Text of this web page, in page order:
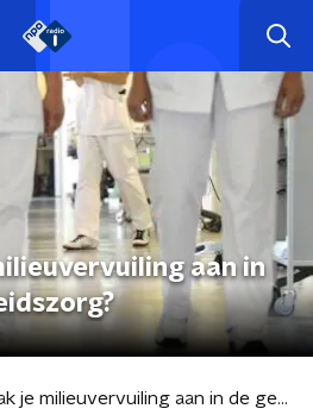
aan in
Hoe pak je milieuvervuiling aan in de gezondheidszorg?